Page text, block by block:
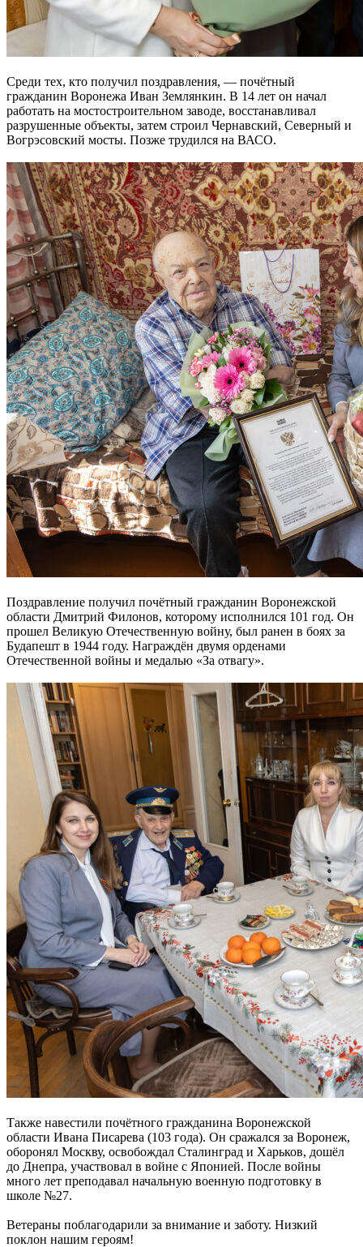
Среди тех, кто получил поздравления, — почётный
гражданин Воронежа Иван Землянкин. В 14 лет он начал
работать на мостостроительном заводе, восстанавливал
разрушенные объекты, затем строил Чернавский, Северный и
Вогрэсовский мосты. Позже трудился на ВАСО.
Поздравление получил почётный гражданин Воронежской
области Дмитрий Филонов, которому исполнился 101 год. Он
прошел Великую Отечественную войну, был ранен в боях за
Будапешт в 1944 году. Награждён двумя орденами
Отечественной войны и медалью «За отвагу».
Также навестили почётного гражданина Воронежской
области Ивана Писарева (103 года). Он сражался за Воронеж,
оборонял Москву, освобождал Сталинград и Харьков, дошёл
до Днепра, участвовал в войне с Японией. После войны
много лет преподавал начальную военную подготовку в
школе №27.
Ветераны поблагодарили за внимание и заботу. Низкий
поклон нашим героям!